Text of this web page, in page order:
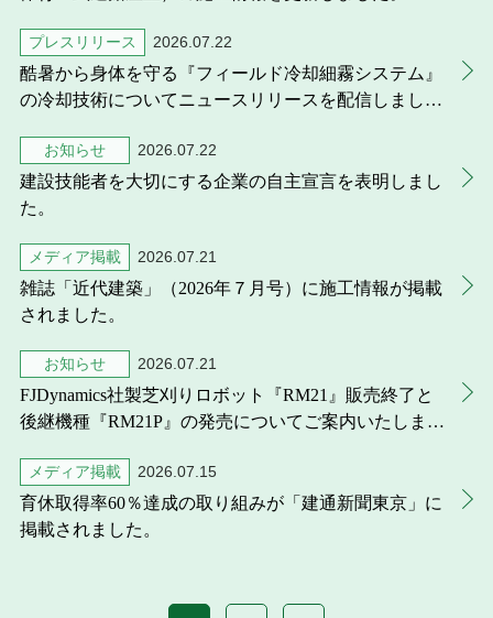
2026.07.22
プレスリリース
酷暑から身体を守る『フィールド冷却細霧システム』
の冷却技術についてニュースリリースを配信しまし
2026.07.22
お知らせ
建設技能者を大切にする企業の自主宣言を表明しまし
た。
2026.07.21
メディア掲載
雑誌「近代建築」（2026年７月号）に施工情報が掲載
されました。
2026.07.21
お知らせ
FJDynamics社製芝刈りロボット『RM21』販売終了と
後継機種『RM21P』の発売についてご案内いたしま
2026.07.15
メディア掲載
育休取得率60％達成の取り組みが「建通新聞東京」に
掲載されました。